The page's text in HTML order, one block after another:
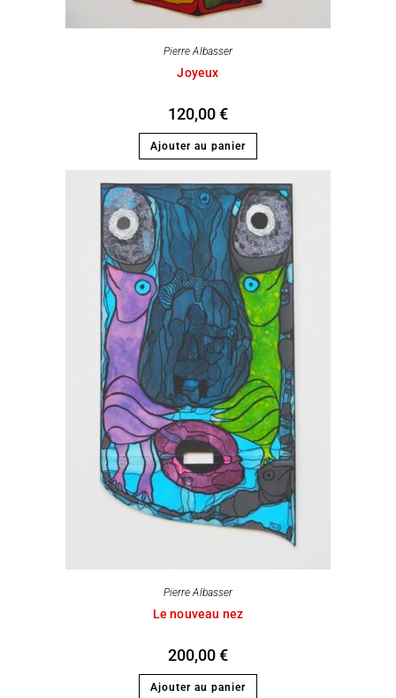
Pierre Albasser
Joyeux
120,00€
Ajouter au panier
Pierre Albasser
Le nouveau nez
200,00€
Ajouter au panier